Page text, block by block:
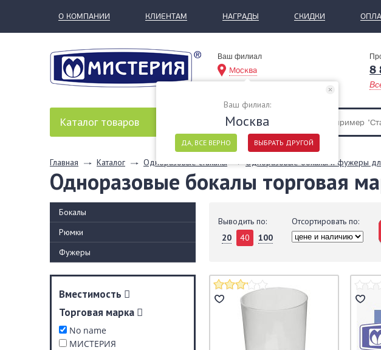
О КОМПАНИИ КЛИЕНТАМ НАГРАДЫ СКИДКИ
Ваш филиал
Москва 8
Ваш филиал:
Москва
ДА, ВСЕ ВЕРНО ВЫБРАТЬ ДРУГОЙ
Каталог товаров
Главная Каталог Одноразовые стаканы Одноразовые бокалы и фужеры
Одноразовые бокалы торговая
Бокалы
Рюмки
Фужеры
Вместимость
Торговая марка
No name
МИСТЕРИЯ
Выводить по:
20
40 100
Отсортировать по: